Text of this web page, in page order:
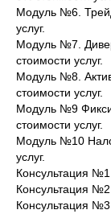
Модуль №6.
услуг.
Модуль №7.
стоимости услуг.
Модуль №8.
стоимости услуг.
Модуль №9
стоимости услуг.
Модуль №10
услуг.
Консультация №1
Консультация №2
Консультация №3